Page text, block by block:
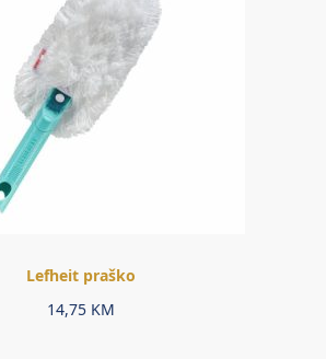
Lefheit praško
14,75 KM